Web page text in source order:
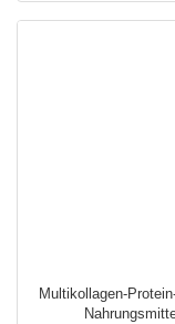
Multikollagen-